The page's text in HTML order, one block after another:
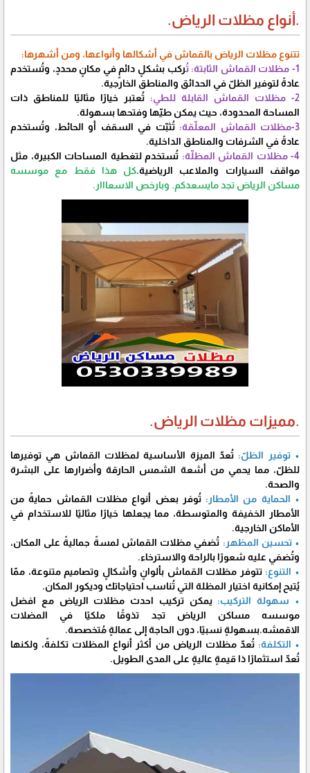
.أنواع مظلات الرياض.
تتنوع مظلات الرياض بالقماش في أشكالها وأنواعها، ومن أشهرها:
1- مظلات القماش الثابتة: تُ
ركب بشكلٍ دائمٍ في مكانٍ محددٍ، وتُستخدم
عادةً لتوفير الظلّ في الحدائق والمناطق الخارجية.
2- مظلات القماش القابلة للطي:
تُعتبر خيارًا مثاليًا للمناطق ذات
المساحة المحدودة، حيث يمكن طيّها وفتحها بسهولة.
3-مظلات القماش المعلّقة:
تُثبّت في السقف أو الحائط، وتُستخدم
عادةً في الشرفات والمناطق الداخلية.
4- مظلات القماش المظلّة:
تُستخدم لتغطية المساحات الكبيرة، مثل
مواقف السيارات والملاعب الرياضية.كل هذا فقط مع موسسه
مساكن الرياض تجد مايسعدكم. وبارخص الاسعااار.
.مميزات مظلات الرياض.
• توفير الظلّ: تُعدّ الميزة الأساسية لمظلات القماش هي توفيرها
للظلّ، مما يحمي من أشعة الشمس الحارقة وأضرارها على البشرة
والصحة.
• الحماية من الأمطار:تُوفر بعض أنواع مظلات القماش حمايةً من
الأمطار الخفيفة والمتوسطة، مما يجعلها خيارًا مثاليًا للاستخدام في
الأماكن الخارجية.
• تحسين المظهر: تُضفي مظلات القماش لمسةً جماليةً على المكان،
وتُضفي عليه شعورًا بالراحة والاسترخاء.
• التنوع: تتوفر مظلات القماش بألوانٍ وأشكالٍ وتصاميم متنوعة، ممّا
يُتيح إمكانية اختيار المظلة التي تُناسب احتياجاتك وديكور المكان.
• سهولة التركيب:يمكن تركيب احدث مظلات الرياض مع افضل
موسسه مساكن الرياض تجد تذوقًا ملكيًا في المضلات
الاقمشه.بسهولةٍ نسبيًا، دون الحاجة إلى عمالةٍ مُتخصصة.
• التكلفة: تُعدّ مظلات الرياض من أكثر أنواع المظلات تكلفةً، ولكنها
تُعدّ استثمارًا ذا قيمةٍ عاليةٍ على المدى الطويل.